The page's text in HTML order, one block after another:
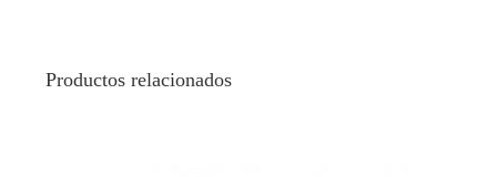
Productos relacionados